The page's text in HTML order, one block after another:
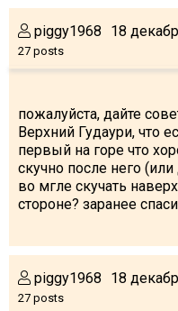
piggy1968
27 posts
18
пожалуйста, дайте
Верхний Гудаури, что
первый на горе что
скучно после него
во мгле скучать
стороне? заранее
piggy1968
27 posts
18